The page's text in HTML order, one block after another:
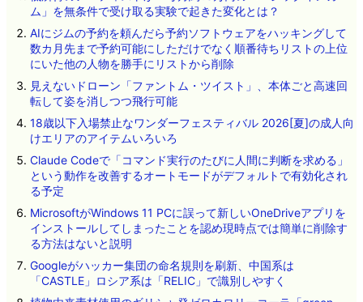
ム」を無条件で受け取る実験で起きた変化とは？
AIにジムの予約を頼んだら予約ソフトウェアをハッキングして
数カ月先まで予約可能にしただけでなく順番待ちリストの上位
にいた他の人物を勝手にリストから削除
見えないドローン「ファントム・ツイスト」、本体ごと高速回
転して姿を消しつつ飛行可能
18歳以下入場禁止なワンダーフェスティバル 2026[夏]の成人向
けエリアのアイテムいろいろ
Claude Codeで「コマンド実行のたびに人間に判断を求める」
という動作を改善するオートモードがデフォルトで有効化され
る予定
MicrosoftがWindows 11 PCに誤って新しいOneDriveアプリを
インストールしてしまったことを認め現時点では簡単に削除す
る方法はないと説明
Googleがハッカー集団の命名規則を刷新、中国系は
「CASTLE」ロシア系は「RELIC」で識別しやすく